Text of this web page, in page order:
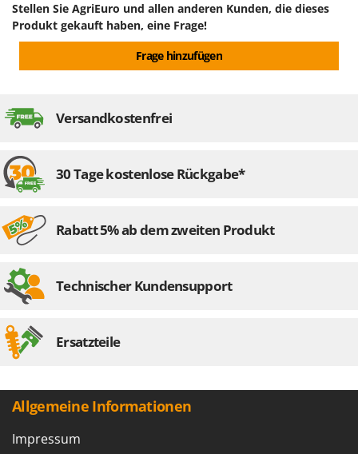
Stellen Sie AgriEuro und allen anderen Kunden, die dieses
Produkt gekauft haben, eine Frage!
Frage hinzufügen
Versandkostenfrei
30 Tage kostenlose Rückgabe*
Rabatt 5% ab dem zweiten Produkt
Technischer Kundensupport
Ersatzteile
Allgemeine Informationen
Impressum